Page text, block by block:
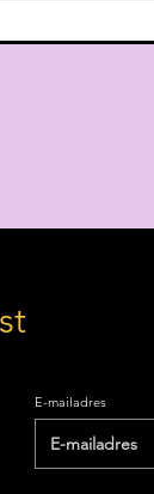
E-mailadres